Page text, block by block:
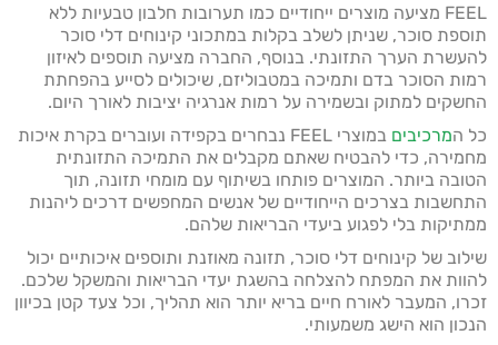
FEEL מציעה מוצרים ייחודיים כמו תערובות חלבון טבעיות ללא
תוספת סוכר, שניתן לשלב בקלות במתכוני קינוחים דלי סוכר
להעשרת הערך התזונתי. בנוסף, החברה מציעה תוספים לאיזון
רמות הסוכר בדם ותמיכה במטבוליזם, שיכולים לסייע בהפחתת
החשקים למתוק ובשמירה על רמות אנרגיה יציבות לאורך היום.
כל המרכיבים
במוצרי FEEL נבחרים בקפידה ועוברים בקרת איכות
מחמירה, כדי להבטיח שאתם מקבלים את התמיכה התזונתית
הטובה ביותר. המוצרים פותחו בשיתוף עם מומחי תזונה, תוך
התחשבות בצרכים הייחודיים של אנשים המחפשים דרכים ליהנות
ממתיקות בלי לפגוע ביעדי הבריאות שלהם.
שילוב של קינוחים דלי סוכר, תזונה מאוזנת ותוספים איכותיים יכול
להוות את המפתח להצלחה בהשגת יעדי הבריאות והמשקל שלכם.
זכרו, המעבר לאורח חיים בריא יותר הוא תהליך, וכל צעד קטן בכיוון
הנכון הוא הישג משמעותי.